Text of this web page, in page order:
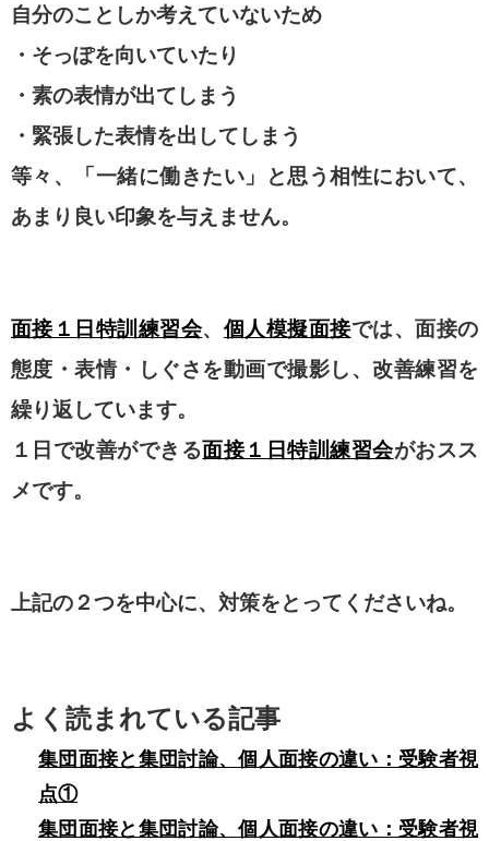
自分のことしか考えていないため
・そっぽを向いていたり
・素の表情が出てしまう
・緊張した表情を出してしまう
等々、
「一緒に働きたい」と思う相性において、
あまり良い印象を与えません。
面接１日特訓練習会、 個人模擬面接では、面接の
態度・表情・しぐさを動画で撮影し、改善練習を
繰り返しています。
１日で改善ができる面接１日特訓練習会がおスス
メです。
上記の２つを中心に、対策をとってくださいね。
よく読まれている記事
集団面接と集団討論、個人面接の違い：受験者視
点①
集団面接と集団討論、個人面接の違い：受験者視